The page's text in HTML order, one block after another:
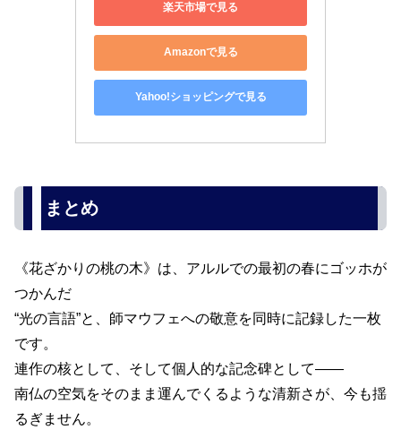
楽天市場で見る
Amazonで見る
Yahoo!ショッピングで見る
まとめ
《花ざかりの桃の木》は、アルルでの最初の春にゴッホが
つかんだ
“光の言語”と、師マウフェへの敬意を同時に記録した一枚
です。
連作の核として、そして個人的な記念碑として――
南仏の空気をそのまま運んでくるような清新さが、今も揺
るぎません。